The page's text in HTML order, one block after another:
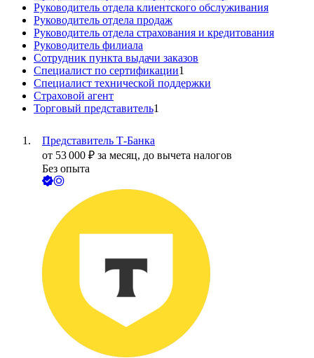
Руководитель отдела клиентского обслуживания
Руководитель отдела продаж
Руководитель отдела страхования и кредитования
Руководитель филиала
Сотрудник пункта выдачи заказов
Специалист по сертификации1
Специалист технической поддержки
Страховой агент
Торговый представитель1
Представитель Т-Банка
от 53 000 ₽ за месяц, до вычета налогов
Без опыта